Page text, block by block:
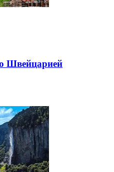
Швейцарией